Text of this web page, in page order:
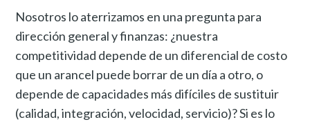
Nosotros lo aterrizamos en una pregunta para
dirección general y finanzas: ¿nuestra
competitividad depende de un diferencial de costo
que un arancel puede borrar de un día a otro, o
depende de capacidades más difíciles de sustituir
(calidad, integración, velocidad, servicio)? Si es lo